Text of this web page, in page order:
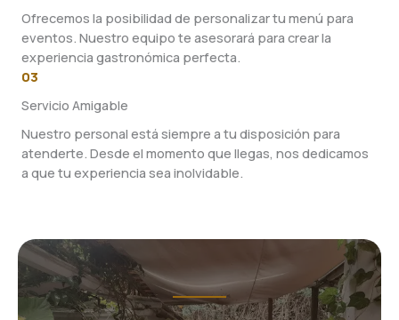
Ofrecemos la posibilidad de personalizar tu menú para
eventos. Nuestro equipo te asesorará para crear la
experiencia gastronómica perfecta.
03
Servicio Amigable
Nuestro personal está siempre a tu disposición para
atenderte. Desde el momento que llegas, nos dedicamos
a que tu experiencia sea inolvidable.